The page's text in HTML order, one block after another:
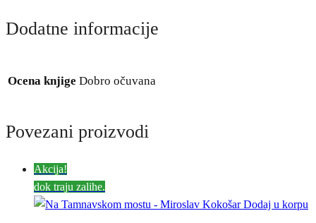
Dodatne informacije
Ocena knjige Dobro očuvana
Povezani proizvodi
Akcija!
dok traju zalihe.
Dodaj u korpu